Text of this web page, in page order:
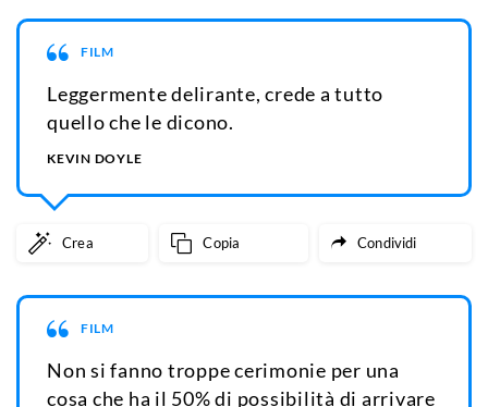
FILM
Leggermente delirante, crede a tutto
quello che le dicono.
KEVIN DOYLE
Crea Copia Condividi
FILM
Non si fanno troppe cerimonie per una
cosa che ha il 50% di possibilità di arrivare